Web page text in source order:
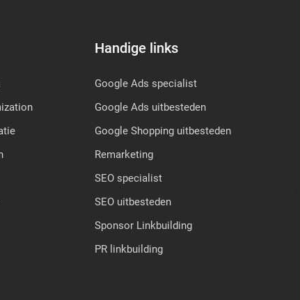
Handige links
Google Ads specialist
Google Ads uitbesteden
Google Shopping uitbesteden
Remarketing
SEO specialist
SEO uitbesteden
Sponsor Linkbuilding
PR linkbuilding